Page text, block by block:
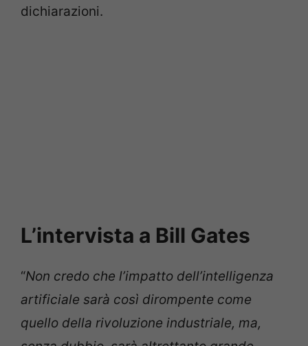
dichiarazioni.
L’intervista a Bill Gates
“Non credo che l’impatto dell’intelligenza
artificiale sarà così dirompente come
quello della rivoluzione industriale, ma,